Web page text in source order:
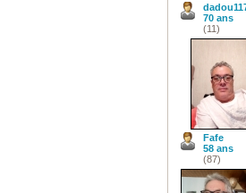
70 ans
(11)
Fafe
58 ans
(87)